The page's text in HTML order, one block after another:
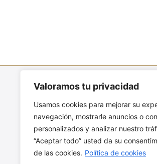
Valoramos tu privacidad
Usamos cookies para mejorar su
navegación, mostrarle anuncios o
personalizados y analizar nuestro
“Aceptar todo” usted da su
de las cookies. Política de cookies
Av. Amazonas N6-144 y
esquina
Quito – Ecuador
+593 - 2 2980 300